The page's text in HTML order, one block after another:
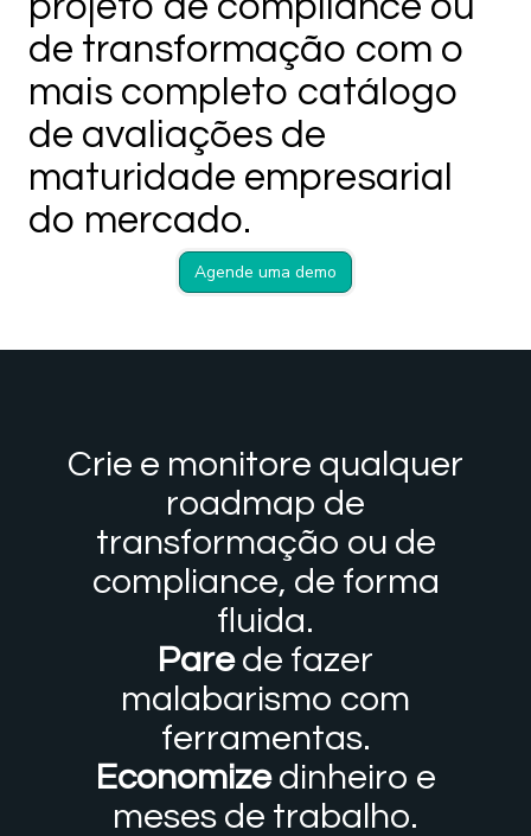
de transformação com o
mais completo catálogo
de avaliações de
maturidade empresarial
do mercado.
Agende uma demo
Crie e monitore qualquer
roadmap de
transformação ou de
compliance, de forma
fluida.
Parede fazer
malabarismo com
ferramentas.
Economizedinheiro e
meses de trabalho.